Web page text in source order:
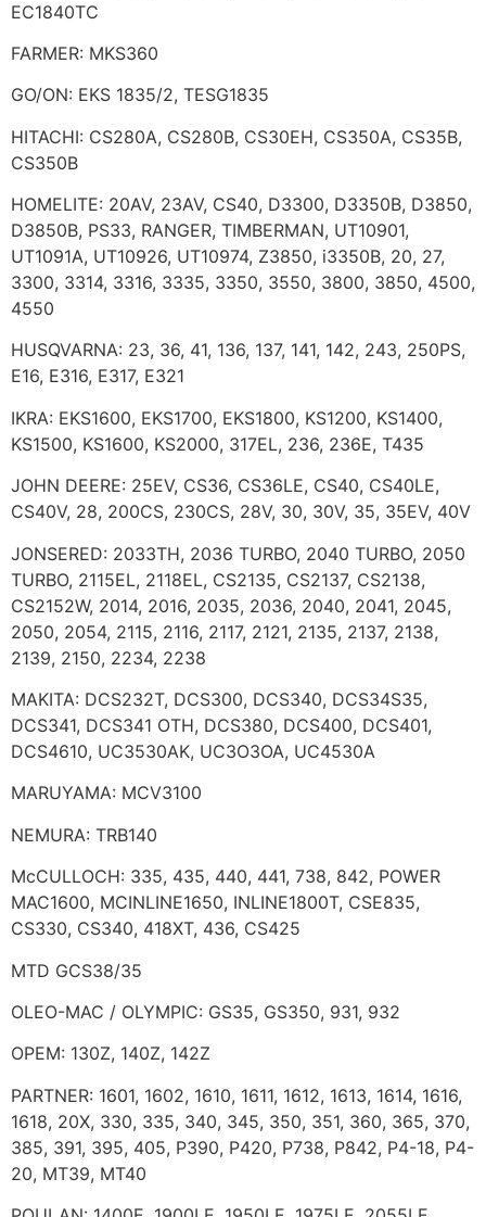
EC1840TC
FARMER: MKS360
GO/ON: EKS 1835/2, TESG1835
HITACHI: CS280A, CS280B, CS30EH, CS350A, CS35B,
CS350B
HOMELITE: 20AV, 23AV, CS40, D3300, D3350B, D3850,
D3850B, PS33, RANGER, TIMBERMAN, UT10901,
UT1091A, UT10926, UT10974, Z3850, i3350B, 20, 27,
3300, 3314, 3316, 3335, 3350, 3550, 3800, 3850, 4500,
4550
HUSQVARNA: 23, 36, 41, 136, 137, 141, 142, 243, 250PS,
E16, E316, E317, E321
IKRA: EKS1600, EKS1700, EKS1800, KS1200, KS1400,
KS1500, KS1600, KS2000, 317EL, 236, 236E, T435
JOHN DEERE: 25EV, CS36, CS36LE, CS40, CS40LE,
CS40V, 28, 200CS, 230CS, 28V, 30, 30V, 35, 35EV, 40V
JONSERED: 2033TH, 2036 TURBO, 2040 TURBO, 2050
TURBO, 2115EL, 2118EL, CS2135, CS2137, CS2138,
CS2152W, 2014, 2016, 2035, 2036, 2040, 2041, 2045,
2050, 2054, 2115, 2116, 2117, 2121, 2135, 2137, 2138,
2139, 2150, 2234, 2238
MAKITA: DCS232T, DCS300, DCS340, DCS34S35,
DCS341, DCS341 OTH, DCS380, DCS400, DCS401,
DCS4610, UC3530AK, UC3O3OA, UC4530A
MARUYAMA: MCV3100
NEMURA: TRB140
McCULLOCH: 335, 435, 440, 441, 738, 842, POWER
MAC1600, MCINLINE1650, INLINE1800T, CSE835,
CS330, CS340, 418XT, 436, CS425
MTD GCS38/35
OLEO-MAC / OLYMPIC: GS35, GS350, 931, 932
OPEM: 130Z, 140Z, 142Z
PARTNER: 1601, 1602, 1610, 1611, 1612, 1613, 1614, 1616,
1618, 20X, 330, 335, 340, 345, 350, 351, 360, 365, 370,
385, 391, 395, 405, P390, P420, P738, P842, P4-18, P4-
20, MT39, MT40